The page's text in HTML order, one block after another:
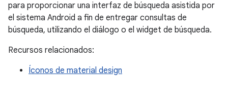
para proporcionar una interfaz de búsqueda asistida por
el sistema Android a fin de entregar consultas de
búsqueda, utilizando el diálogo o el widget de búsqueda.
Recursos relacionados:
Íconos de material design